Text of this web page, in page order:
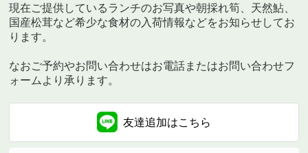
現在ご提供しているランチのお写真や朝採れ筍、天然鮎、
国産松茸など希少な食材の入荷情報などをお知らせしてお
ります。
なおご予約やお問い合わせはお電話またはお問い合わせフ
ォームより承ります。
友達追加はこちら